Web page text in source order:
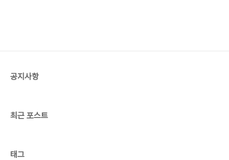
공지사항
최근 포스트
태그